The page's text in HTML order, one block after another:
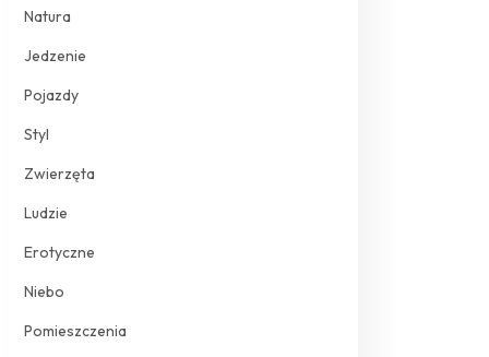
Natura
Jedzenie
Pojazdy
Styl
Zwierzęta
Ludzie
Erotyczne
Niebo
Pomieszczenia